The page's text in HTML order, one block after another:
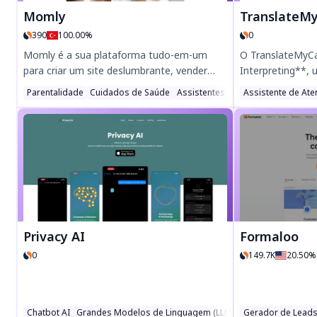
Momly
390 100.00%
Momly é a sua plataforma tudo-em-um
para criar um site deslumbrante, vender
produtos e partilhar o seu blog com o
presença online sem esforço com as
ferramentas intuitivas da Momly. Comece o
seu site hoje e desbloqueie possibilidades
Parentalidade Cuidados de Saúde Assistentes de Escrita
0
O
Interpreting**,
baseada em IA
idiomas,
glossários
frente com a
desenvolvida
e YC.
Assistente de
Privacy AI
0
Chatbot AI Grandes Modelos de Linguagem (LLMs)
Formaloo
149.7K 20.50%
Gerador de